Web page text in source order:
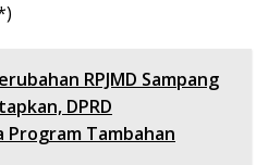
RPJMD Sampang
DPRD
Program Tambahan